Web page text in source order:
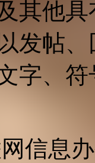
其他
发帖
字、
信息